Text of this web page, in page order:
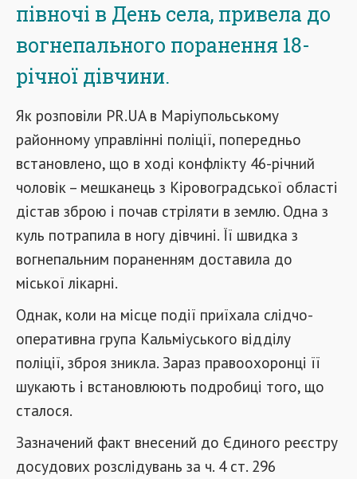
півночі в День села, привела до
вогнепального поранення 18-
річної дівчини.
Як розповіли PR.UA в Маріупольському
районному управлінні поліції, попередньо
встановлено, що в ході конфлікту 46-річний
чоловік – мешканець з Кіровоградської області
дістав зброю і почав стріляти в землю. Одна з
куль потрапила в ногу дівчині. Її швидка з
вогнепальним пораненням доставила до
міської лікарні.
Однак, коли на місце події приїхала слідчо-
оперативна група Кальміуського відділу
поліції, зброя зникла. Зараз правоохоронці її
шукають і встановлюють подробиці того, що
сталося.
Зазначений факт внесений до Єдиного реєстру
досудових розслідувань за ч. 4 ст. 296